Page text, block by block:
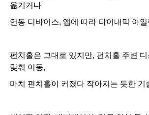
옮기거나
연동 디바이스, 앱에 따라 다이내믹 아
펀치홀은 그대로 있지만, 펀치홀 주변 디
맞춰 이동,
마치 펀치홀이 커졌다 작아지는 듯한 기